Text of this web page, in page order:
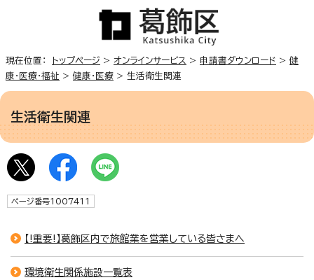
現在位置： トップページ > オンラインサービス > 申請書ダウンロード > 健
康・医療・福祉 > 健康・医療 > 生活衛生関連
生活衛生関連
ページ番号1007411
【!重要!】葛飾区内で旅館業を営業している皆さまへ
環境衛生関係施設一覧表